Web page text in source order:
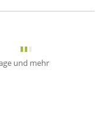
und mehr